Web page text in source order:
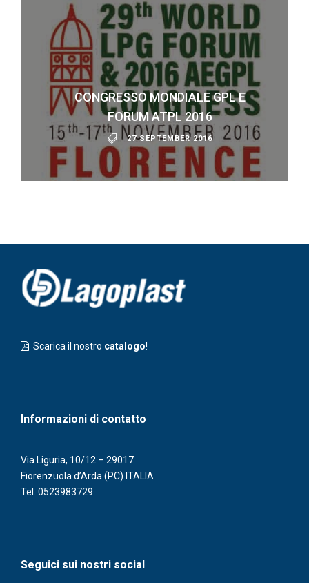
CONGRESSO MONDIALE GPL E
FORUM ATPL 2016
27 SEPTEMBER 2016
Scarica il nostro catalogo!
Informazioni di contatto
Via Liguria, 10/12 – 29017
Fiorenzuola d’Arda (PC) ITALIA
Tel. 0523983729
Seguici sui nostri social